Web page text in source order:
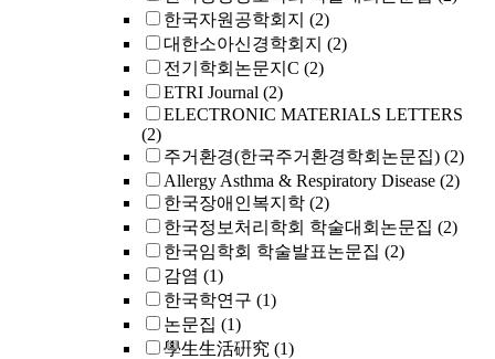
한국자원공학회지 (2)
대한소아신경학회지 (2)
전기학회논문지C (2)
ETRI Journal (2)
ELECTRONIC MATERIALS LETTERS
(2)
주거환경(한국주거환경학회논문집) (2)
Allergy Asthma & Respiratory Disease (2)
한국장애인복지학 (2)
한국정보처리학회 학술대회논문집 (2)
한국임학회 학술발표논문집 (2)
감염 (1)
한국학연구 (1)
논문집 (1)
學生生活硏究 (1)